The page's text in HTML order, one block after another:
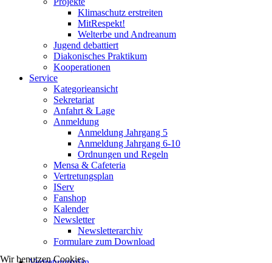
Klimaschutz erstreiten
MitRespekt!
Welterbe und Andreanum
Jugend debattiert
Diakonisches Praktikum
Kooperationen
Service
Kategorieansicht
Sekretariat
Anfahrt & Lage
Anmeldung
Anmeldung Jahrgang 5
Anmeldung Jahrgang 6-10
Ordnungen und Regeln
Mensa & Cafeteria
Vertretungsplan
IServ
Fanshop
Kalender
Newsletter
Newsletterarchiv
Formulare zum Download
Wir benutzen Cookies